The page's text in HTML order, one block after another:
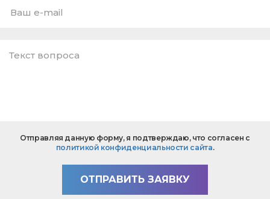
Имя
mail
вопроса
Отправляя данную форму, я подтверждаю, что согласен с
политикой конфиденциальности сайта.
ОТПРАВИТЬ ЗАЯВКУ